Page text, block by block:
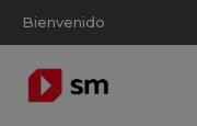
Bienvenido